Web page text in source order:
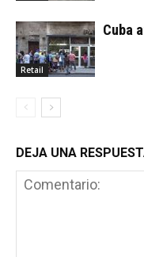
Retail
Cuba
DEJA UNA